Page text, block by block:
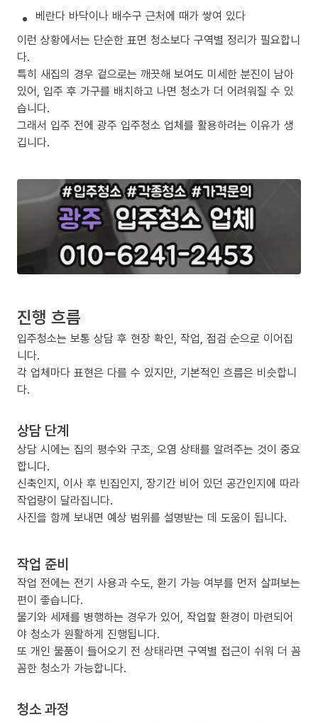
베란다 바닥이나 배수구 근처에 때가 쌓여 있다
이런 상황에서는 단순한 표면 청소보다 구역별 정리가 필요합니
다.
특히 새집의 경우 겉으로는 깨끗해 보여도 미세한 분진이 남아
있어, 입주 후 가구를 배치하고 나면 청소가 더 어려워질 수 있
습니다.
그래서 입주 전에 광주 입주청소 업체를 활용하려는 이유가 생
깁니다.
진행 흐름
입주청소는 보통 상담 후 현장 확인, 작업, 점검 순으로 이어집
니다.
각 업체마다 표현은 다를 수 있지만, 기본적인 흐름은 비슷합니
다.
상담 단계
상담 시에는 집의 평수와 구조, 오염 상태를 알려주는 것이 중요
합니다.
신축인지, 이사 후 빈집인지, 장기간 비어 있던 공간인지에 따라
작업량이 달라집니다.
사진을 함께 보내면 예상 범위를 설명받는 데 도움이 됩니다.
작업 준비
작업 전에는 전기 사용과 수도, 환기 가능 여부를 먼저 살펴보는
편이 좋습니다.
물기와 세제를 병행하는 경우가 있어, 작업할 환경이 마련되어
야 청소가 원활하게 진행됩니다.
또 개인 물품이 들어오기 전 상태라면 구역별 접근이 쉬워 더 꼼
꼼한 청소가 가능합니다.
청소 과정